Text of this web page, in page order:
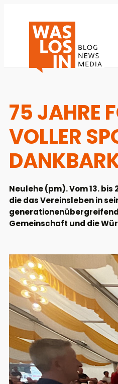
75 JAHRE
VOLLER
Neulehe (pm). Vom 13.
die das Vereinsleben in
Gemeinschaft und die